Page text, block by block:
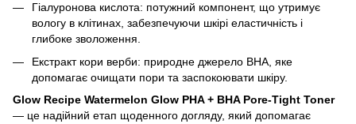
Гіалуронова кислота: потужний компонент, що утримує
вологу в клітинах, забезпечуючи шкірі еластичність і
глибоке зволоження.
Екстракт кори верби: природне джерело BHA, яке
допомагає очищати пори та заспокоювати шкіру.
Glow Recipe Watermelon Glow PHA + BHA Pore-Tight Toner
— це надійний етап щоденного догляду, який допомагає